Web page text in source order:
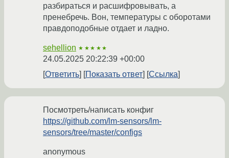
разбираться и расшифровывать, а
пренебречь. Вон, температуры с оборотами
правдоподобные отдает и ладно.
sehellion ★★★★★
24.05.2025 20:22:39 +00:00
Ответить
Показать ответ Ссылка
Посмотреть/написать конфиг
https://github.com/lm-sensors/lm-
sensors/tree/master/configs
anonymous